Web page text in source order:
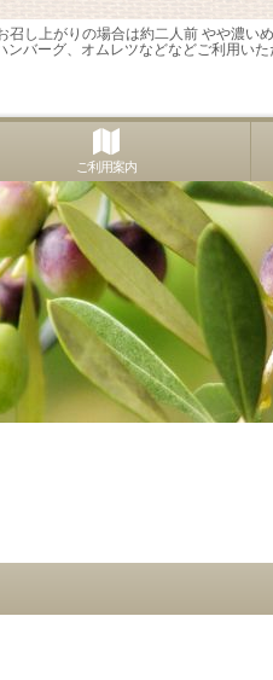
し上がりの場合は約二人前 やや濃い
バーグ、オムレツなどなどご利用いた
ご利用案内